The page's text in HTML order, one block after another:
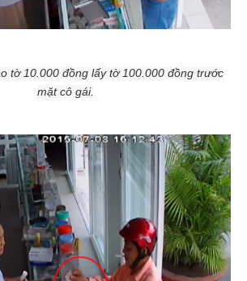
tờ 10.000 đồng lấy tờ 100.000 đồng trước
mặt cô gái.